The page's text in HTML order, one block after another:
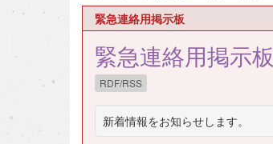
緊急連絡用掲示板
緊急連絡用掲示板
RDF/RSS
新着情報をお知らせします。